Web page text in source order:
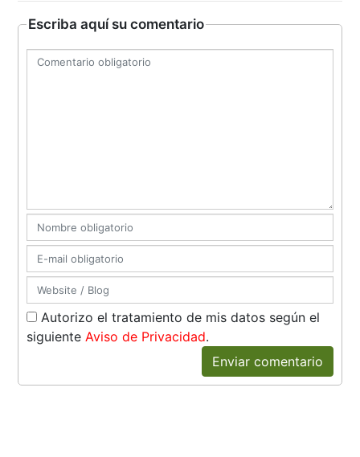
Escriba aquí su comentario
Autorizo el tratamiento de mis datos según el
siguiente Aviso de Privacidad.
Enviar comentario